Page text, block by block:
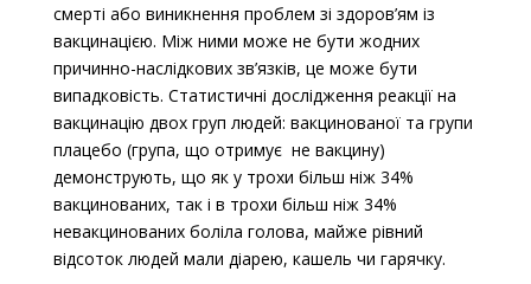
смерті або виникнення проблем зі здоров’ям із
вакцинацією. Між ними може не бути жодних
причинно-наслідкових зв’язків, це може бути
випадковість. Статистичні дослідження реакції на
вакцинацію двох груп людей: вакцинованої та групи
плацебо (група, що отримує не вакцину)
демонструють, що як у трохи більш ніж 34%
вакцинованих, так і в трохи більш ніж 34%
невакцинованих боліла голова, майже рівний
відсоток людей мали діарею, кашель чи гарячку.